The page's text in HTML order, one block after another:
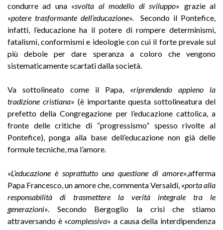
condurre ad una «svolta al modello di sviluppo» grazie al
«potere trasformante dell’educazione». Secondo il Pontefice,
infatti, l’educazione ha il potere di rompere determinismi,
fatalismi, conformismi e ideologie con cui il forte prevale sul
più debole per dare speranza a coloro che vengono
sistematicamente scartati dalla società.
Va sottolineato come il Papa, «riprendendo appieno la
tradizione cristiana» (è importante questa sottolineatura del
prefetto della Congregazione per l’educazione cattolica, a
fronte delle critiche di “progressismo” spesso rivolte al
Pontefice), ponga alla base dell’educazione non già delle
formule tecniche, ma l’amore.
«L’educazione è soprattutto una questione di amore»,afferma
Papa Francesco, un amore che, commenta Versaldi, «porta alla
responsabilità di trasmettere la verità integrale tra le
generazioni». Secondo Bergoglio la crisi che stiamo
attraversando è «complessiva» a causa della interdipendenza